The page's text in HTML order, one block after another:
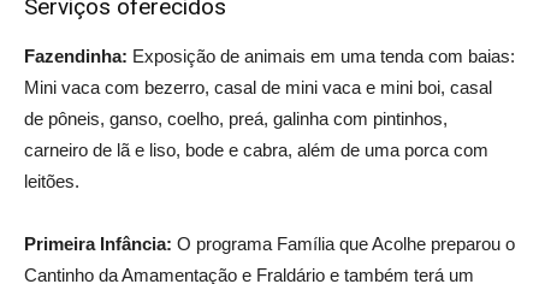
Serviços oferecidos
Fazendinha: Exposição de animais em uma tenda com baias:
Mini vaca com bezerro, casal de mini vaca e mini boi, casal
de pôneis, ganso, coelho, preá, galinha com pintinhos,
carneiro de lã e liso, bode e cabra, além de uma porca com
leitões.
Primeira Infância: O programa Família que Acolhe preparou o
Cantinho da Amamentação e Fraldário e também terá um